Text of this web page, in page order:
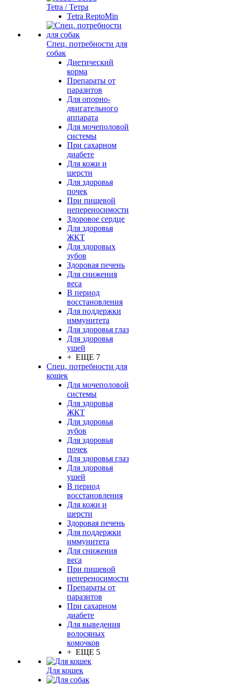
Tetra / Тетра
Tetra ReptoMin
Спец. потребности для
собак
Диетический
корма
Препараты от
паразитов
Для опорно-
двигательного
аппарата
Для мочеполовой
системы
При сахарном
диабете
Для кожи и
шерсти
Для здоровья
почек
При пищевой
непереносимости
Здоровое сердце
Для здоровья
ЖКТ
Для здоровых
зубов
Здоровая печень
Для снижения
веса
В период
восстановления
Для поддержки
иммунитета
Для здоровья глаз
Для здоровья
ушей
+ ЕЩЕ 7
Спец. потребности для
кошек
Для мочеполовой
системы
Для здоровья
ЖКТ
Для здоровья
зубов
Для здоровья
почек
Для здоровья глаз
Для здоровья
ушей
В период
восстановления
Для кожи и
шерсти
Здоровая печень
Для поддержки
иммунитета
Для снижения
веса
При пищевой
непереносимости
Препараты от
паразитов
При сахарном
диабете
Для выведения
волосяных
комочков
+ ЕЩЕ 5
Для кошек